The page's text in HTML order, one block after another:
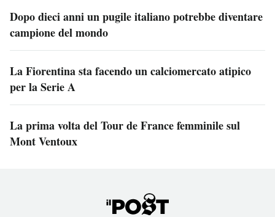
Dopo dieci anni un pugile italiano potrebbe diventare
campione del mondo
La Fiorentina sta facendo un calciomercato atipico
per la Serie A
La prima volta del Tour de France femminile sul
Mont Ventoux